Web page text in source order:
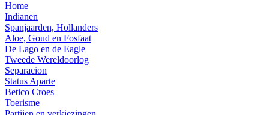
Home
Indianen
Spanjaarden, Hollanders
Aloe, Goud en Fosfaat
De Lago en de Eagle
Tweede Wereldoorlog
Separacion
Status Aparte
Betico Croes
Toerisme